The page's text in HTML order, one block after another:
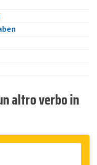
altro verbo in